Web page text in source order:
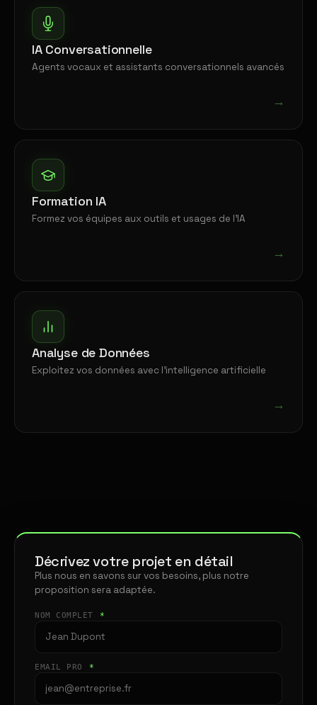
IA Conversationnelle
Agents vocaux et assistants conversationnels avancés
→
Formation IA
Formez vos équipes aux outils et usages de l'IA
→
Analyse de Données
Exploitez vos données avec l'intelligence artificielle
→
Décrivez votre projet en détail
Plus nous en savons sur vos besoins, plus notre
proposition sera adaptée.
NOM COMPLET *
EMAIL PRO *